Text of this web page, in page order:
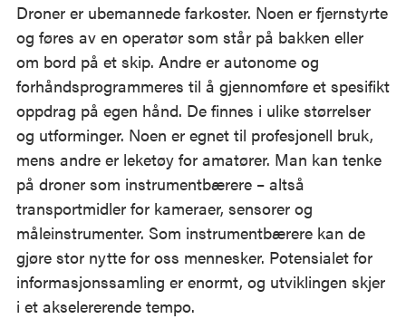
Droner er ubemannede farkoster. Noen er fjernstyrte
og føres av en operatør som står på bakken eller
om bord på et skip. Andre er autonome og
forhåndsprogrammeres til å gjennomføre et spesifikt
oppdrag på egen hånd. De finnes i ulike størrelser
og utforminger. Noen er egnet til profesjonell bruk,
mens andre er leketøy for amatører. Man kan tenke
på droner som instrumentbærere – altså
transportmidler for kameraer, sensorer og
måleinstrumenter. Som instrumentbærere kan de
gjøre stor nytte for oss mennesker. Potensialet for
informasjonssamling er enormt, og utviklingen skjer
i et akselererende tempo.